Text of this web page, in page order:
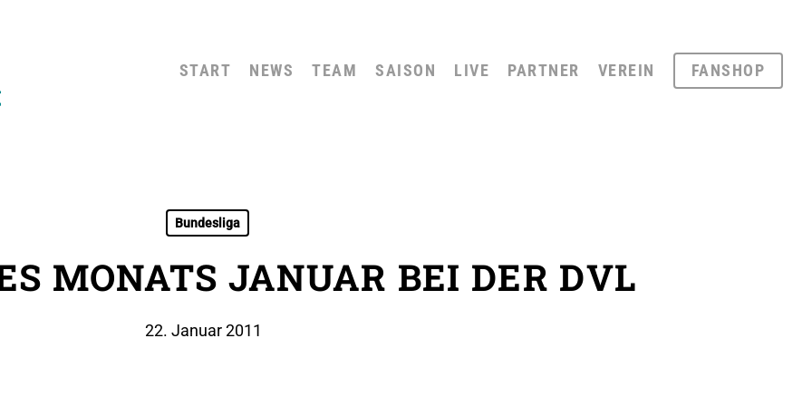
START NEWS TEAM SAISON LIVE PARTNER VEREIN FANSHOP
Bundesliga
MONATS JANUAR BEI DER DVL
22. Januar 2011